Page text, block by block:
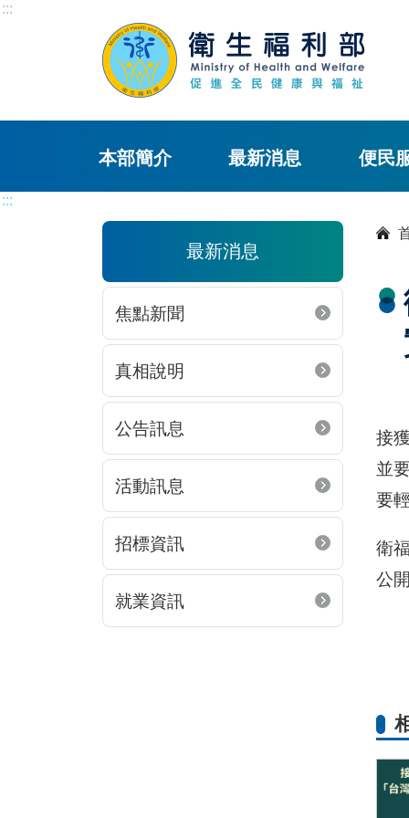
:::
本部簡介 最新消息 便民
:::
最新消息
焦點新聞
真相說明
公告訊息
活動訊息
招標資訊
就業資訊
接
並
要
衛
公